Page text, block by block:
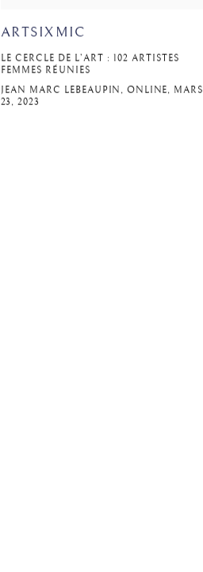
ARTSIXMIC
LE CERCLE DE L’ART : 102 ARTISTES
FEMMES RÉUNIES
JEAN MARC LEBEAUPIN, ONLINE, MARS
23, 2023